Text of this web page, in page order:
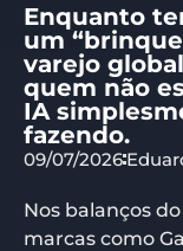
Enquanto
um
varejo
quem não
IA
fazendo.
09/07/2026
Nos balanços
marcas como